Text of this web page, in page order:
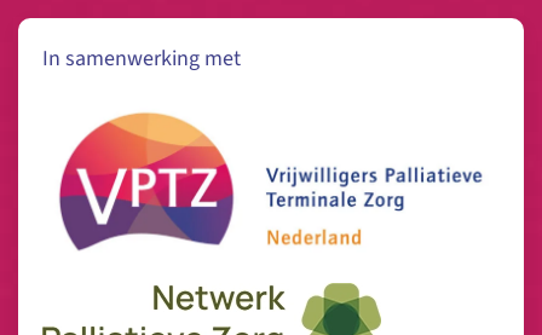
In samenwerking met